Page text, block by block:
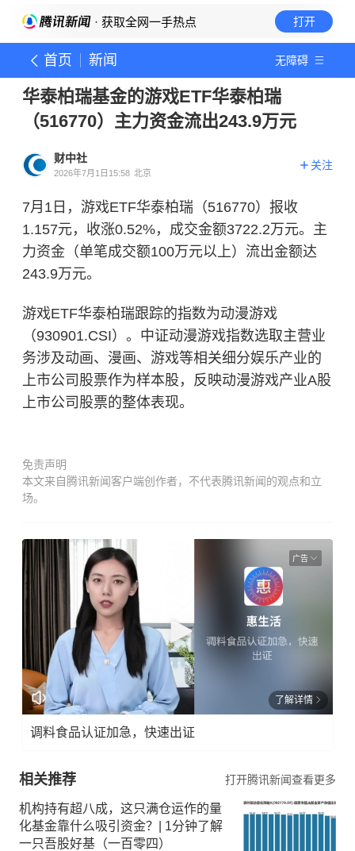
· 获取全网一手热点 打开
首页 新闻 无障碍
华泰柏瑞基金的游戏ETF华泰柏瑞
（516770）主力资金流出243.9万元
财中社
2026年7月1日15:58 北京
关注
7月1日，游戏ETF华泰柏瑞（516770）报收
1.157元，收涨0.52%，成交金额3722.2万元。主
力资金（单笔成交额100万元以上）流出金额达
243.9万元。
游戏ETF华泰柏瑞跟踪的指数为动漫游戏
（930901.CSI）。中证动漫游戏指数选取主营业
务涉及动画、漫画、游戏等相关细分娱乐产业的
上市公司股票作为样本股，反映动漫游戏产业A股
上市公司股票的整体表现。
免责声明
本文来自腾讯新闻客户端创作者，不代表腾讯新闻的观点和立
场。
广告
了解详情
调料食品认证加急，快速出证
相关推荐 打开腾讯新闻查看更多
机构持有超八成，这只满仓运作的量
化基金靠什么吸引资金？| 1分钟了解
一只吾股好基（一百零四）